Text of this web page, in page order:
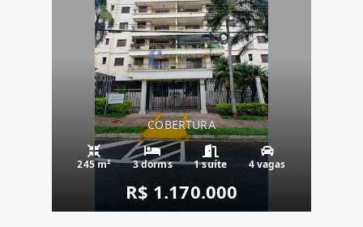
COBERTURA
245 m² 3 dorms 1 suíte 4 vagas
R$ 1.170.000